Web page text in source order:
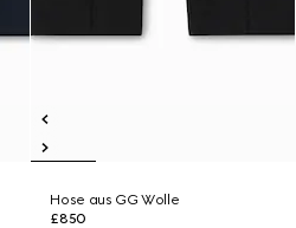
Hose aus GG Wolle
£850